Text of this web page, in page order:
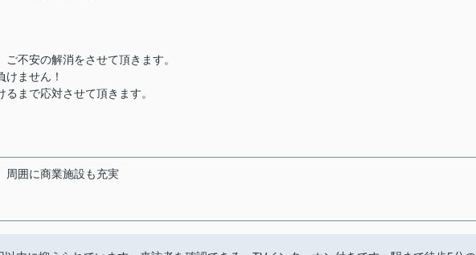
不安の解消をさせて頂きます。
ません！
まで応対させて頂きます。
周囲に商業施設も充実